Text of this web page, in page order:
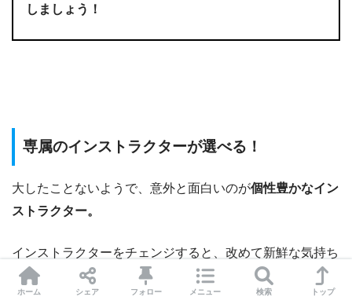
しましょう！
専属のインストラクターが選べる！
大したことないようで、意外と面白いのが個性豊かなイン
ストラクター。
インストラクターをチェンジすると、改めて新鮮な気持ち
でエクササイズに取り組めます！
ホーム シェア フォロー メニュー 検索 トップ